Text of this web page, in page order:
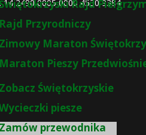
Rajd
Rajd Przyrodniczy
Zimowy Maraton
Maraton Pieszy
Zobacz Świętokrzyskie
piesze
Zamów przewodnika
2490 0005 0000 4530 9384